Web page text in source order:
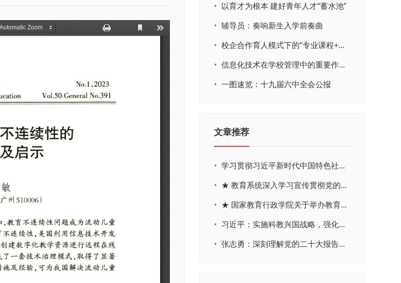
• 以育才为根本 建好青年人才“蓄水池”
• 辅导员：奏响新生入学前奏曲
•
校企合作育人模式下的“专业课程+思政教育+党建活动”交叉融合的课程思政教学探索与实践
•
信息化技术在学校管理中的重要作用 ——以贵州省威宁民族中学和校园使用等为例
• 一图速览：十九届六中全会公报
文章推荐
•
学习贯彻习近平新时代中国特色社会主义思想主题教育网络培训
•
★ 教育系统深入学习宣传贯彻党的二十大精神学习专题
•
★ 国家教育行政学院关于举办教育系统深入学习宣传贯彻党的二十大精神专题网络培训的通知
•
习近平：实施科教兴国战略，强化现代化建设人才支撑
•
张志勇：深刻理解党的二十大报告关于教育的新思想、新战略、新要求